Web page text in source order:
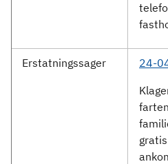
Erstatningssager
24-